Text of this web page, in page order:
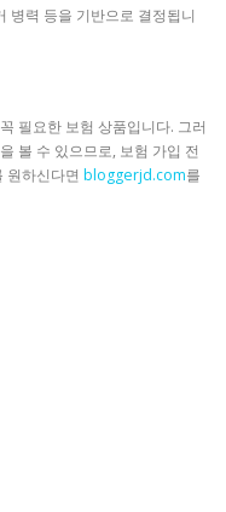
병력 등을 기반으로 결정됩니
필요한 보험 상품입니다. 그러
볼 수 있으므로, 보험 가입 전
원하신다면 bloggerjd.com를